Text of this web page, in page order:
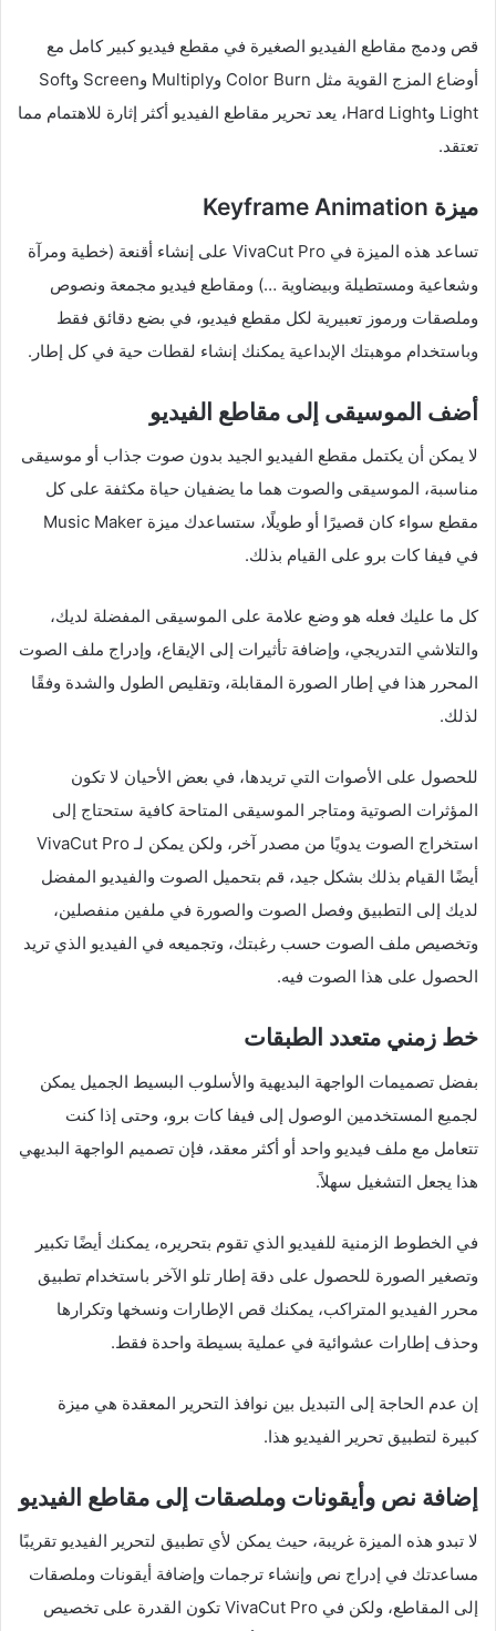
قص ودمج مقاطع الفيديو الصغيرة في مقطع فيديو كبير كامل مع
أوضاع المزج القوية مثل Color Burn وMultiply وScreen وSoft
Light وHard Light، يعد تحرير مقاطع الفيديو أكثر إثارة للاهتمام مما
تعتقد.
ميزة Keyframe Animation
تساعد هذه الميزة في VivaCut Pro على إنشاء أقنعة (خطية ومرآة
وشعاعية ومستطيلة وبيضاوية …) ومقاطع فيديو مجمعة ونصوص
وملصقات ورموز تعبيرية لكل مقطع فيديو، في بضع دقائق فقط
وباستخدام موهبتك الإبداعية يمكنك إنشاء لقطات حية في كل إطار.
أضف الموسيقى إلى مقاطع الفيديو
لا يمكن أن يكتمل مقطع الفيديو الجيد بدون صوت جذاب أو موسيقى
مناسبة، الموسيقى والصوت هما ما يضفيان حياة مكثفة على كل
مقطع سواء كان قصيرًا أو طويلًا، ستساعدك ميزة Music Maker
في فيفا كات برو على القيام بذلك.
كل ما عليك فعله هو وضع علامة على الموسيقى المفضلة لديك،
والتلاشي التدريجي، وإضافة تأثيرات إلى الإيقاع، وإدراج ملف الصوت
المحرر هذا في إطار الصورة المقابلة، وتقليص الطول والشدة وفقًا
لذلك.
للحصول على الأصوات التي تريدها، في بعض الأحيان لا تكون
المؤثرات الصوتية ومتاجر الموسيقى المتاحة كافية ستحتاج إلى
استخراج الصوت يدويًا من مصدر آخر، ولكن يمكن لـ VivaCut Pro
أيضًا القيام بذلك بشكل جيد، قم بتحميل الصوت والفيديو المفضل
لديك إلى التطبيق وفصل الصوت والصورة في ملفين منفصلين،
وتخصيص ملف الصوت حسب رغبتك، وتجميعه في الفيديو الذي تريد
الحصول على هذا الصوت فيه.
خط زمني متعدد الطبقات
بفضل تصميمات الواجهة البديهية والأسلوب البسيط الجميل يمكن
لجميع المستخدمين الوصول إلى فيفا كات برو، وحتى إذا كنت
تتعامل مع ملف فيديو واحد أو أكثر معقد، فإن تصميم الواجهة البديهي
هذا يجعل التشغيل سهلاً.
في الخطوط الزمنية للفيديو الذي تقوم بتحريره، يمكنك أيضًا تكبير
وتصغير الصورة للحصول على دقة إطار تلو الآخر باستخدام تطبيق
محرر الفيديو المتراكب، يمكنك قص الإطارات ونسخها وتكرارها
وحذف إطارات عشوائية في عملية بسيطة واحدة فقط.
إن عدم الحاجة إلى التبديل بين نوافذ التحرير المعقدة هي ميزة
كبيرة لتطبيق تحرير الفيديو هذا.
إضافة نص وأيقونات وملصقات إلى مقاطع الفيديو
لا تبدو هذه الميزة غريبة، حيث يمكن لأي تطبيق لتحرير الفيديو تقريبًا
مساعدتك في إدراج نص وإنشاء ترجمات وإضافة أيقونات وملصقات
إلى المقاطع، ولكن في VivaCut Pro تكون القدرة على تخصيص